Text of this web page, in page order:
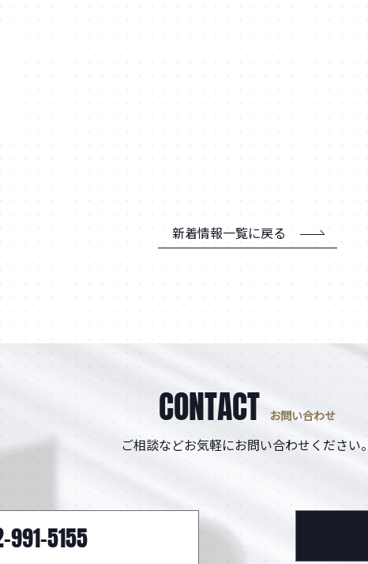
新着情報一覧に戻る
CONTACT お問い合わせ
ご相談などお気軽にお問い合わせください。
991-5155